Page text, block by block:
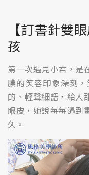
【訂書針雙
孩
第一次遇見小君，是
腆的笑容印象深刻
的、輕聲細語，給人
眼皮，她說每每遇到
久。